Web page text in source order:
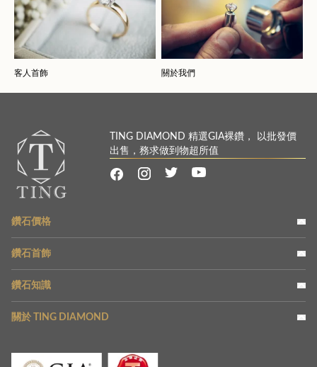
客人首飾 關於我們
TING DIAMOND 精選GIA裸鑽， 以批發價
出售，務求做到物超所值
鑽石價格
鑽石首飾
鑽石知識
關於 TING DIAMOND